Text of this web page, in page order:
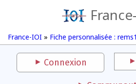
France-IOI » Fiche personnalisée :
Connexion